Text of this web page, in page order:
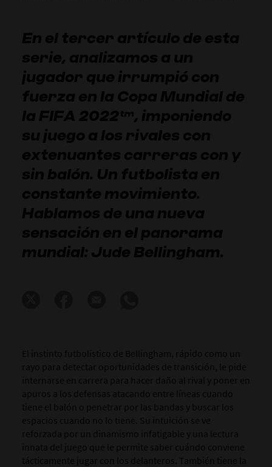
En el tercer artículo de esta
serie, analizamos a un
jugador que irrumpió con
fuerza en la Copa Mundial de
la FIFA 2022™, imponiendo
su juego a los rivales con
extenuantes carreras con y
sin balón. Un futbolista en
constante movimiento.
Hablamos de una nueva
sensación en el panorama
mundial: Jude Bellingham.
El instinto futbolístico de Bellingham, rápido como un
rayo para detectar oportunidades de transición, le pide
internarse en carrera para hacer daño al rival y poner en
apuros a los defensas atacando entre líneas cuando
tiene el balón o penetrar por las bandas y buscar los
espacios cuando no lo tiene. Su intuición se ve
reforzada por un dinamismo infatigable y una lectura
innata del juego que le permite saber cuándo conviene
tácticamente jugar con los delanteros. También tiene la